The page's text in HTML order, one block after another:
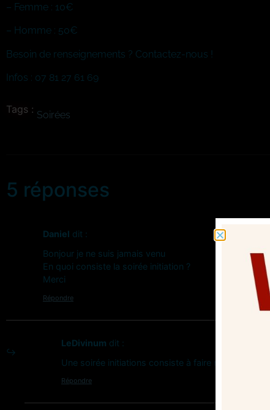
– Femme : 10€
– Homme : 50€
Besoin de renseignements ? Contactez-nous !
Infos : 07 81 27 61 69
Tags : Soirées
5 réponses
Daniel dit :
Bonjour je ne suis jamais venu
En quoi consiste la soirée initiation ?
Merci
Répondre
LeDivinum dit :
Une soirée initiations consiste à faire rencontrer
Répondre